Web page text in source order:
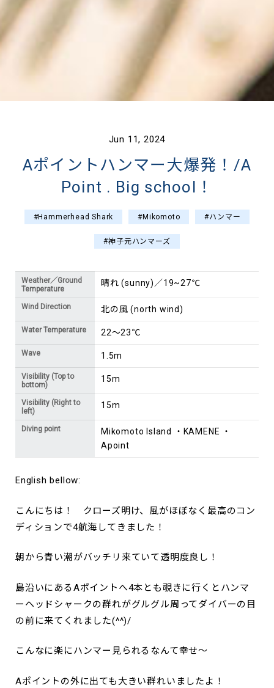
Jun 11, 2024
Aポイントハンマー大爆発！/A
Point . Big school！
#Hammerhead Shark #Mikomoto #ハンマー
#神子元ハンマーズ
Weather／Ground
Temperature
晴れ (sunny)／19~27℃
Wind Direction 北の風 (north wind)
Water Temperature 22～23℃
Wave 1.5m
Visibility (Top to
bottom)
15m
Visibility (Right to
left)
15m
Diving point
Mikomoto Island ・KAMENE ・
Apoint
English bellow:
こんにちは！ クローズ明け、風がほぼなく最高のコン
ディションで4航海してきました！
朝から青い潮がバッチリ来ていて透明度良し！
島沿いにあるAポイントへ4本とも覗きに行くとハンマ
ーヘッドシャークの群れがグルグル周ってダイバーの目
の前に来てくれました(^^)/
こんなに楽にハンマー見られるなんて幸せ～
Aポイントの外に出ても大きい群れいましたよ！